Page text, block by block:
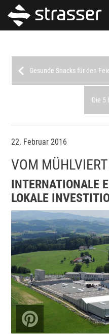
Gesunde Snacks für den
Die 5
22. Februar 2016
VOM
INTERNATIONALE
LOKALE